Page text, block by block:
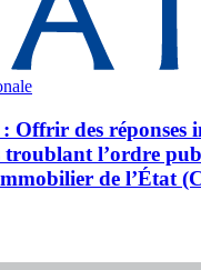
: Offrir des réponses
troublant l’ordre
de l’État